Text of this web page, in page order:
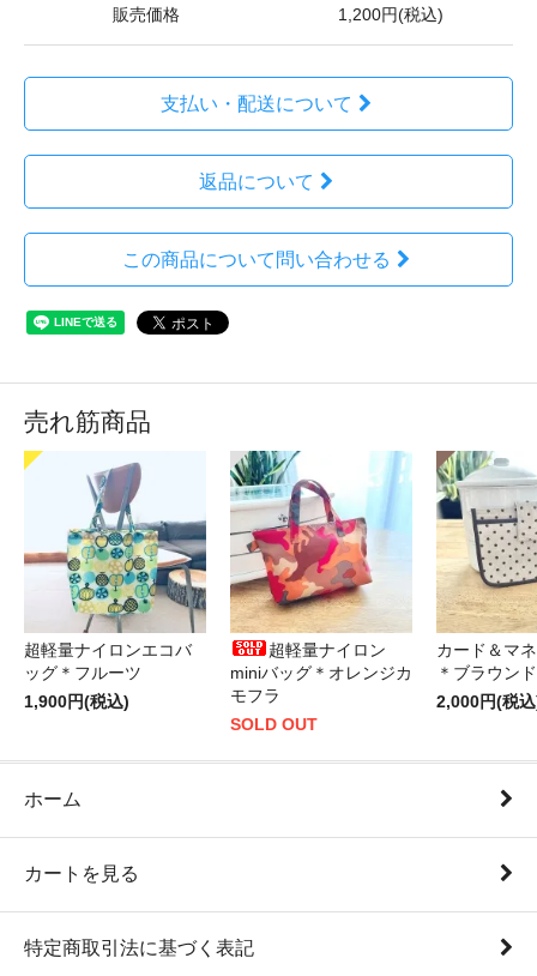
販売価格 1,200円(税込)
支払い・配送について
返品について
この商品について問い合わせる
売れ筋商品
超軽量ナイロンエコバ
ッグ＊フルーツ
1,900円(税込)
超軽量ナイロン
miniバッグ＊オレンジカ
モフラ
SOLD OUT
カード＆マ
＊ブラウン
2,000円(税
ホーム
カートを見る
特定商取引法に基づく表記